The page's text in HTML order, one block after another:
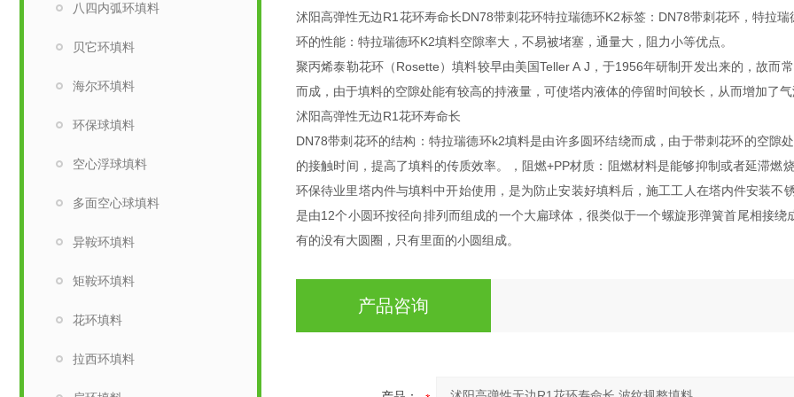
八四内弧环填料
贝它环填料
海尔环填料
环保球填料
空心浮球填料
多面空心球填料
异鞍环填料
矩鞍环填料
花环填料
拉西环填料
沭阳高弹性无边R1花环寿命长DN78带刺花环特拉瑞德环K2标签：DN78带刺花环，特拉
环的性能：特拉瑞德环K2填料空隙率大，不易被堵塞，通量大，阻力小等优点。
聚丙烯泰勒花环（Rosette）填料较早由美国Teller A J，于1956年研制开发出来的，故而
而成，由于填料的空隙处能有较高的持液量，可使塔内液体的停留时间较长，从而增加了
沭阳高弹性无边R1花环寿命长
DN78带刺花环的结构：特拉瑞德环k2填料是由许多圆环结绕而成，由于带刺花环的空隙
的接触时间，提高了填料的传质效率。，阻燃+PP材质：阻燃材料是能够抑制或者延滞
环保待业里塔内件与填料中开始使用，是为防止安装好填料后，施工工人在塔内件安装
是由12个小圆环按径向排列而组成的一个大扁球体，很类似于一个螺旋形弹簧首尾相接
有的没有大圆圈，只有里面的小圆组成。
产品咨询